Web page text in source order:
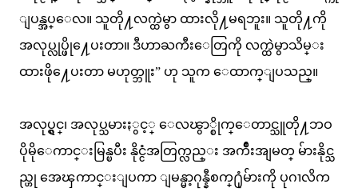
ျပန္အပ္ေလ။ သူတို႔လက္ထဲမွာ ထားလို႔မရဘူး။ သူတို႔ကို
အလုပ္လုပ္ဖို႔ေပးတာ။ ဒီဟာႀကီးေတြကို လက္ထဲမွာသိမ္း
ထားဖို႔ေပးတာ မဟုတ္ဘူး” ဟု သူက ေထာက္ျပသည္။
အလုပ္ရွင္၊ အလုပ္သမားႏွင့္ ေလၽွာ္စိုက္ေတာင္သူတို႔ဘဝ
ပိုမိုေကာင္းမြန္ၿပီး နိုင္ငံအတြက္လည္း အက်ိဳးအျမတ္ မ်ားနိုင္သ
ည္ဟု အေၾကာင္းျပကာ ျမန္မာ့ဂုန္နီစက္႐ုံမ်ားကို ပုဂၢလိက